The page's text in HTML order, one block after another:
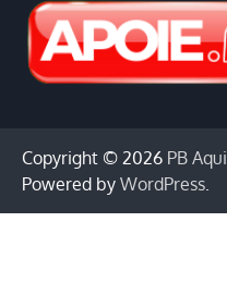
Copyright © 2026 PB Aqui
Powered by WordPress